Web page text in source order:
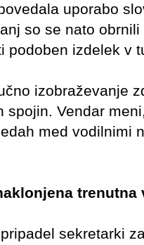
uporabo
so se nato
podoben izdelek v
izobraževanje
spojin. Vendar
med vodilnimi
trenutna
sekretarki